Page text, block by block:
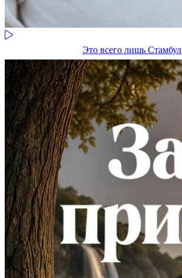
Это всего лишь Стамбул